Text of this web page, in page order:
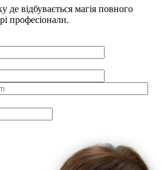
де відбувається магія повного
професіонали.